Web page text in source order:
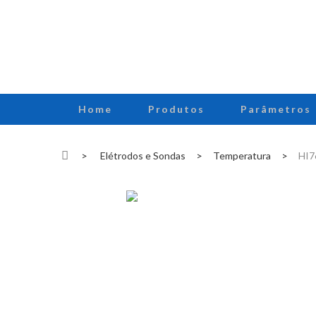
Home Produtos Parâmetros
> Elétrodos e Sondas > Temperatura >